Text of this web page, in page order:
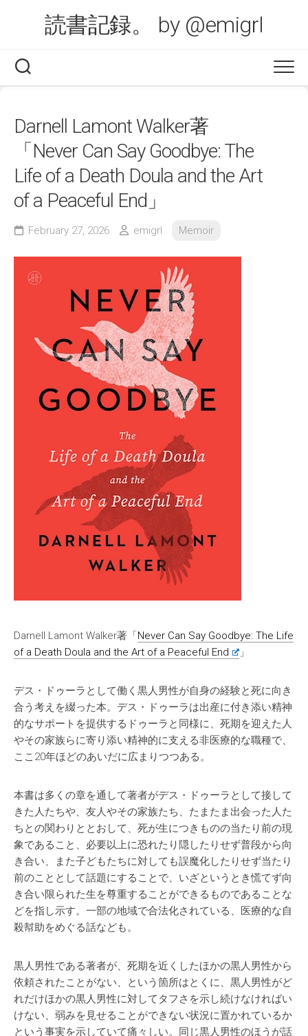
読書記録。 by @emigrl
Darnell Lamont Walker著
「Never Can Say Goodbye: The
Life of a Death Doula and the Art
of a Peaceful End」
February 27, 2026 emigrl Memoir
Darnell Lamont Walker著「Never Can Say Goodbye: The Life
of a Death Doula and the Art of a Peaceful End
」
デス・ドゥーラとして働く黒人男性が自身の経験と死に向き
合う考えを綴った本。デス・ドゥーラは出産に付き添い精神
的なサポートを提供するドゥーラと同様に、死期を迎えた人
やその家族らに寄り添い精神的に支える非医療的な職種で、
ここ20年ほどのあいだに広まりつつある。
本書は多くの章を通して著者がデス・ドゥーラとして接して
きた人たちや、友人やその家族たち、たまたま出会った人た
ちとの関わりととおして、死が生につきものの当たり前の現
象であること、必要以上に恐れたり隠したりせず普段から向
き合い、また子どもたちに対しても誤魔化したりせず当たり
前のこととして話題にすることで、いざというとき慌てず向
き合い限られた生を尊重することができるものであることな
どを指し示す。一部の地域で合法化されている、医療的な自
殺幇助をめぐる話なども。
黒人男性である著者が、死期を近くしたほかの黒人男性から
依頼されたことがない、という箇所はとくに、黒人男性がど
れだけほかの黒人男性に対してタフさを示し続けなければい
けない、弱みを見せることができない状況に置かれているか
という事実を示していて痛々しい。同じ黒人男性のほうが話